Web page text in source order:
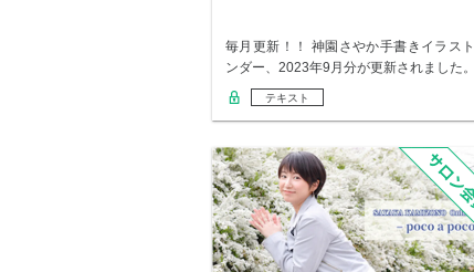
毎月更新！！ 神園さやか手書きイラス
ンダー、2023年9月分が更新されました。
テキスト